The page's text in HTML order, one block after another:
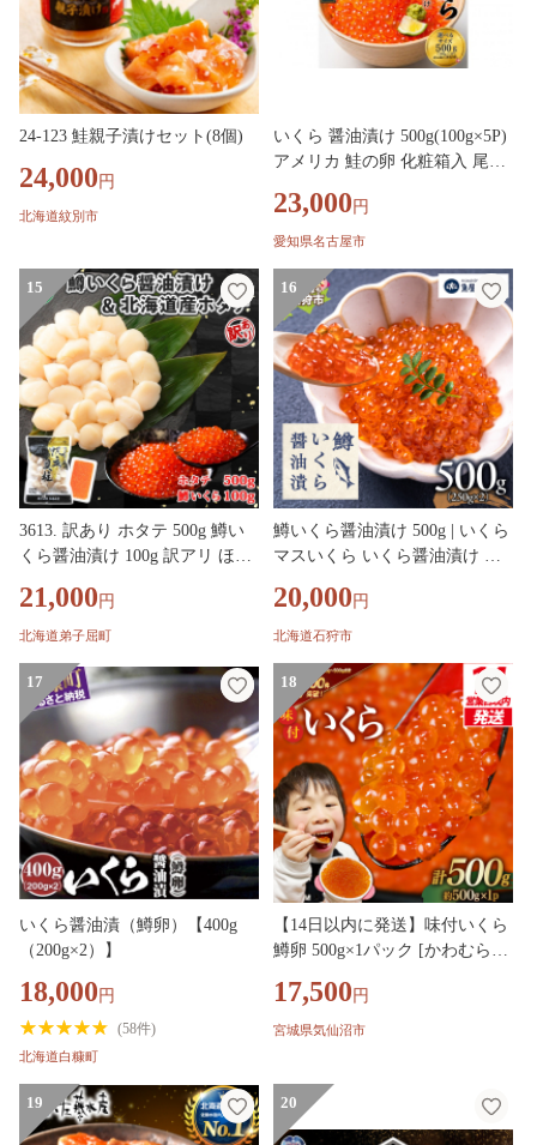
24-123 鮭親子漬けセット(8個)
24,000 円
北海道紋別市
いくら 醤油漬け 500g(100g×5P)
アメリカ 鮭の卵 化粧箱入 尾張
ら醤油漬け 鮭卵 醤油漬け 化粧
箱入り 贈答用 高級 グルメ 人気
23,000 円
愛知県名古屋市
15
3613. 訳あり ホタテ 500g 鱒い
くら醤油漬け 100g 訳アリ ほた
イクラ 醤油漬け マス 海鮮 海鮮
丼 セット 送料無料 北海道 弟子
21,000 円
北海道弟子屈町
16
鱒いくら醤油漬け 500g | いくら
マスいくら いくら醤油漬け 海
20,000 円
北海道石狩市
17
いくら醤油漬（鱒卵）【400g
（200g×2）】
18,000 円
(58件)
北海道白糠町
18
【14日以内に発送】味付いくら
鱒卵 500g×1パック [かわむら家
ら 海鮮 魚介類 イクラ 醤油漬け
鱒 鱒いくら
17,500 円
宮城県気仙沼市
19 20